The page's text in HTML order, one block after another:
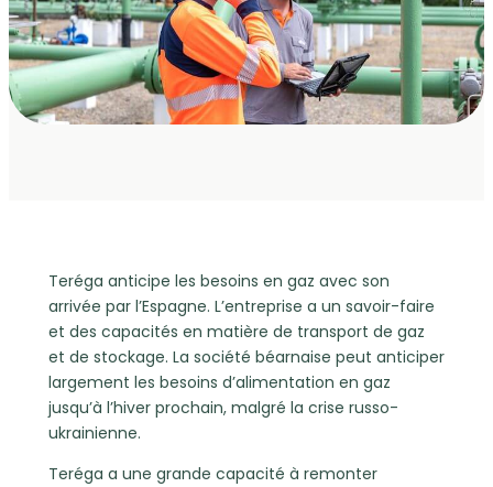
Teréga anticipe les besoins en gaz avec son
arrivée par l’Espagne. L’entreprise a un savoir-faire
et des capacités en matière de transport de gaz
et de stockage. La société béarnaise peut anticiper
largement les besoins d’alimentation en gaz
jusqu’à l’hiver prochain, malgré la crise russo-
ukrainienne.
Teréga a une grande capacité à remonter